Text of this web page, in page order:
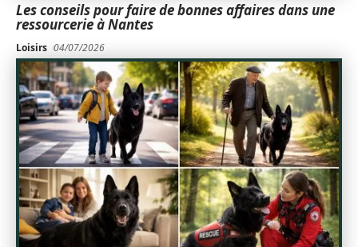
Les conseils pour faire de bonnes affaires dans une
ressourcerie à Nantes
Loisirs 04/07/2026